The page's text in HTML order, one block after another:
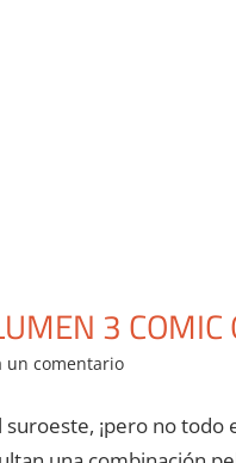
3
un comentario
¡pero no todo